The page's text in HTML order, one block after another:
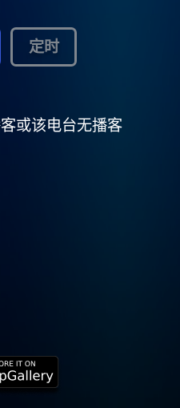
定时
或该电台无播客